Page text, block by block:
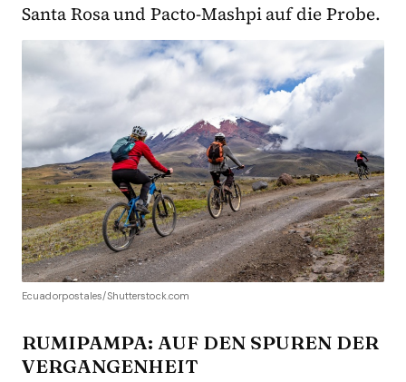
Santa Rosa und Pacto-Mashpi auf die Probe.
Ecuadorpostales/Shutterstock.com
RUMIPAMPA: AUF DEN SPUREN DER
VERGANGENHEIT